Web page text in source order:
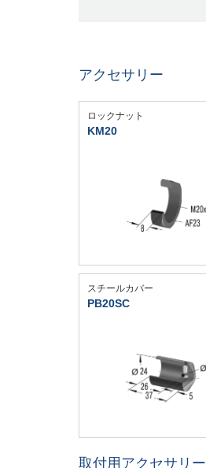
アクセサリー
ロックナット
KM20
スチールカバー
PB20SC
取付用アクセサリー